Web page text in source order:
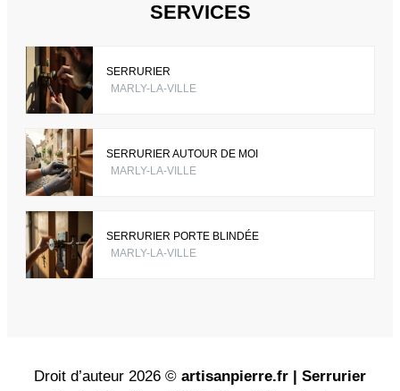
SERVICES
SERRURIER
MARLY-LA-VILLE
SERRURIER AUTOUR DE MOI
MARLY-LA-VILLE
SERRURIER PORTE BLINDÉE
MARLY-LA-VILLE
Droit d’auteur 2026 © artisanpierre.fr | Serrurier